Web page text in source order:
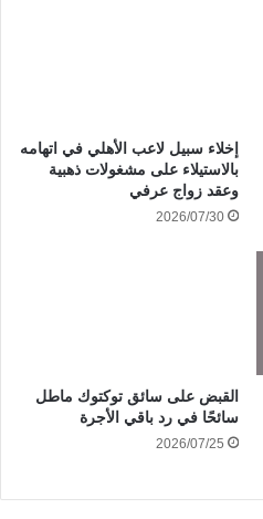
إخلاء سبيل لاعب الأهلي في اتهامه
بالاستيلاء على مشغولات ذهبية
وعقد زواج عرفي
2026/07/30
القبض على سائق توكتوك ماطل
سائحًا في رد باقي الأجرة
2026/07/25